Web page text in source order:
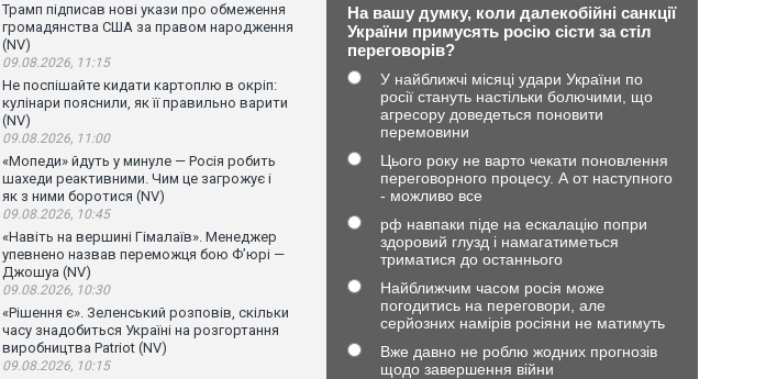
Трамп підписав нові укази про обмеження
громадянства США за правом народження
(NV)
09.08.2026, 11:15
Не поспішайте кидати картоплю в окріп:
кулінари пояснили, як її правильно варити
(NV)
09.08.2026, 11:00
«Мопеди» йдуть у минуле — Росія робить
шахеди реактивними. Чим це загрожує і
як з ними боротися (NV)
09.08.2026, 10:45
«Навіть на вершині Гімалаїв». Менеджер
упевнено назвав переможця бою Ф’юрі —
Джошуа (NV)
09.08.2026, 10:30
«Рішення є». Зеленський розповів, скільки
часу знадобиться Україні на розгортання
виробництва Patriot (NV)
09.08.2026, 10:15
На вашу думку, коли далекобійні санкції
України примусять росію сісти за стіл
переговорів?
У найближчі місяці удари України по
росії стануть настільки болючими, що
агресору доведеться поновити
перемовини
Цього року не варто чекати поновлення
переговорного процесу. А от наступного
- можливо все
рф навпаки піде на ескалацію попри
здоровий глузд і намагатиметься
триматися до останнього
Найближчим часом росія може
погодитись на переговори, але
серйозних намірів росіяни не матимуть
Вже давно не роблю жодних прогнозів
щодо завершення війни